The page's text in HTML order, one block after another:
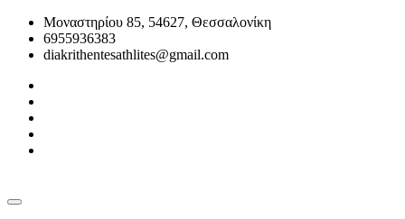
Μοναστηρίου 85, 54627, Θεσσαλονίκη
6955936383
diakrithentesathlites@gmail.com